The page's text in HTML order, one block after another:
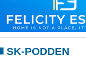
SK-PODDEN